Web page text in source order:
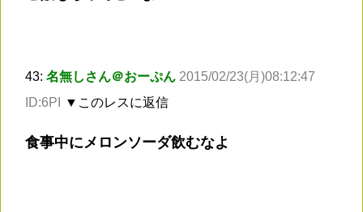
43: 名無しさん＠おーぷん 2015/02/23(月)08:12:47
ID:6PI
▼このレスに返信
食事中にメロンソーダ飲むなよ